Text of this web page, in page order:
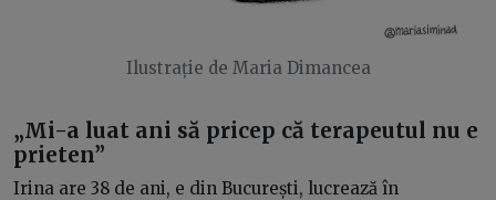
Ilustrație de Maria Dimancea
„Mi-a luat ani să pricep că terapeutul nu e
prieten”
Irina are 38 de ani, e din București, lucrează în